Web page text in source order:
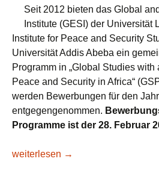
Seit 2012 bieten das Global
Institute (GESI) der Universität
Institute for Peace and Security
Universität Addis Abeba ein
Programm in „Global Studies
Peace and Security in Africa“
werden Bewerbungen für den
entgegengenommen.
Programme ist der 28. Februar
Unis Leipzig/Addis Abeba:
weiterlesen →